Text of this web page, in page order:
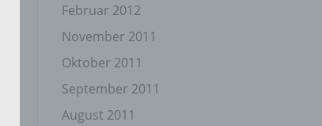
Februar 2012
November 2011
Oktober 2011
September 2011
August 2011